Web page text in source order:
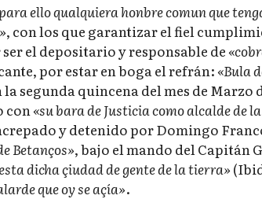
ello qualquiera honbre comun que
, con los que garantizar el fiel
el depositario y responsable de
por estar en boga el refrán:«Bula
la segunda quincena del mes de
con «su bara de Justicia como alcalde de
y detenido por Domingo
Betanços», bajo el mando del Capitán
dicha çiudad de gente de la tierra»
que oy se açía».